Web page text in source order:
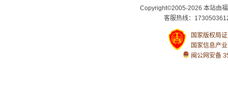
Copyright©2005-2026 本站由
客服热线：
国家版权局
国家信息产
闽公网安备